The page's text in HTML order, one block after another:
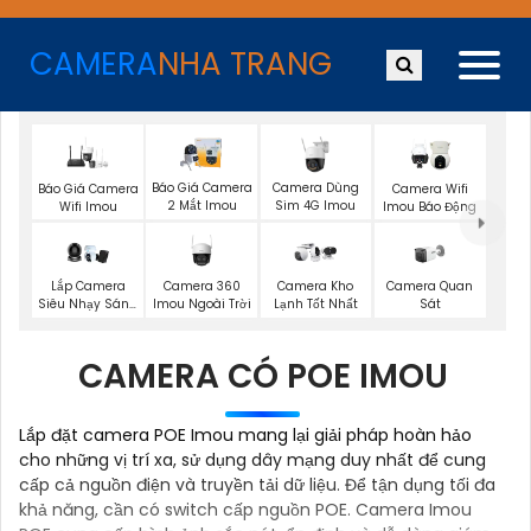
CAMERANHA TRANG
Báo Giá Camera
Wifi Imou
Báo Giá Camera
2 Mắt Imou
Camera Dùng
Sim 4G Imou
Camera Wifi
Imou Báo Động
Lắp Camera
Siêu Nhạy Sáng
Camera 360
Imou Ngoài Trời
Camera Kho
Lạnh Tốt Nhất
Camera Quan
Sát
CAMERA CÓ POE IMOU
Lắp đặt camera POE Imou mang lại giải pháp hoàn hảo
cho những vị trí xa, sử dụng dây mạng duy nhất để cung
cấp cả nguồn điện và truyền tải dữ liệu. Để tận dụng tối đa
khả năng, cần có switch cấp nguồn POE. Camera Imou